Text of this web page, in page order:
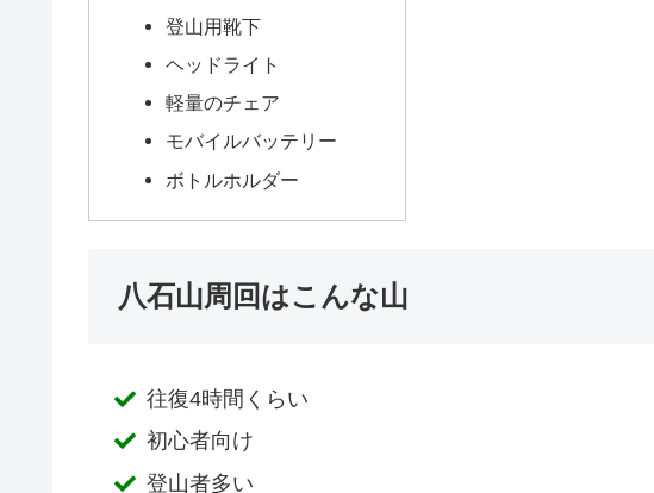
登山用靴下
ヘッドライト
軽量のチェア
モバイルバッテリー
ボトルホルダー
八石山周回はこんな山
往復4時間くらい
初心者向け
登山者多い